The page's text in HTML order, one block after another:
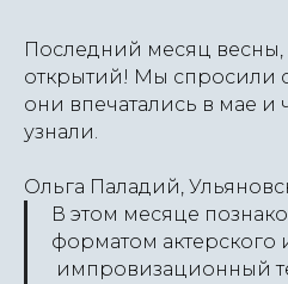
Последний месяц
открытий! Мы спросили
они впечатались в мае и
узнали.
Ольга Паладий,
В этом месяце
форматом актерского
импровизационный